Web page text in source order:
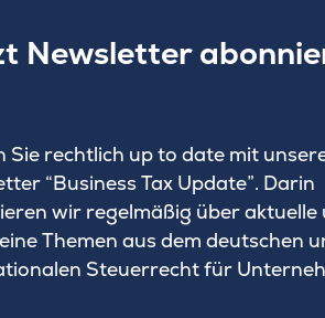
Newsletter
Sie rechtlich up to date mit
“Business Tax Update”. Darin
wir regelmäßig über aktuelle
Themen aus dem deutschen
Steuerrecht für